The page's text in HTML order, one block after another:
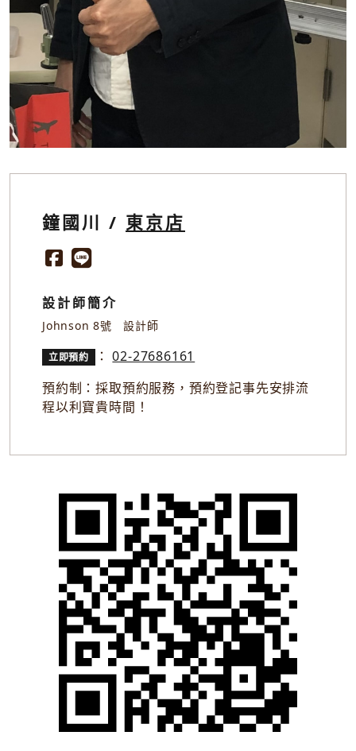
鐘國川 / 東京店
設計師簡介
Johnson 8號 設計師
立即預約 ：02-27686161
預約制：採取預約服務，預約登記事先安排流
程以利寶貴時間！